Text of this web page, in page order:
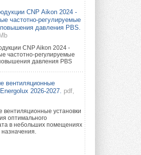
CNP Aikon 2024 -
частотно-регулируемые
повышения давления PBS.
CNP Aikon 2024 -
частотно-регулируемые
давления PBS
вентиляционные
2026-2027. pdf,
вентиляционные установки
оптимального
в небольших помещениях
назначения.